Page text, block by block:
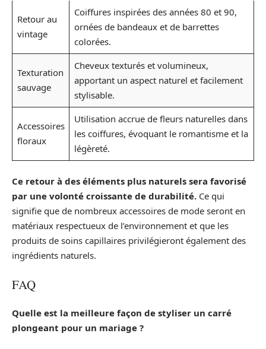
Retour au
vintage
Coiffures inspirées des années 80 et 90,
ornées de bandeaux et de barrettes
colorées.
Texturation
sauvage
Cheveux texturés et volumineux,
apportant un aspect naturel et facilement
stylisable.
Accessoires
floraux
Utilisation accrue de fleurs naturelles dans
les coiffures, évoquant le romantisme et la
légèreté.
Ce retour à des éléments plus naturels sera favorisé
par une volonté croissante de durabilité. Ce qui
signifie que de nombreux accessoires de mode seront en
matériaux respectueux de l’environnement et que les
produits de soins capillaires privilégieront également des
ingrédients naturels.
FAQ
Quelle est la meilleure façon de styliser un carré
plongeant pour un mariage ?